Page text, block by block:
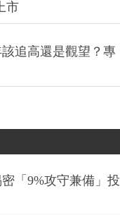
市
追高還是觀望？專
「9%攻守兼備」投